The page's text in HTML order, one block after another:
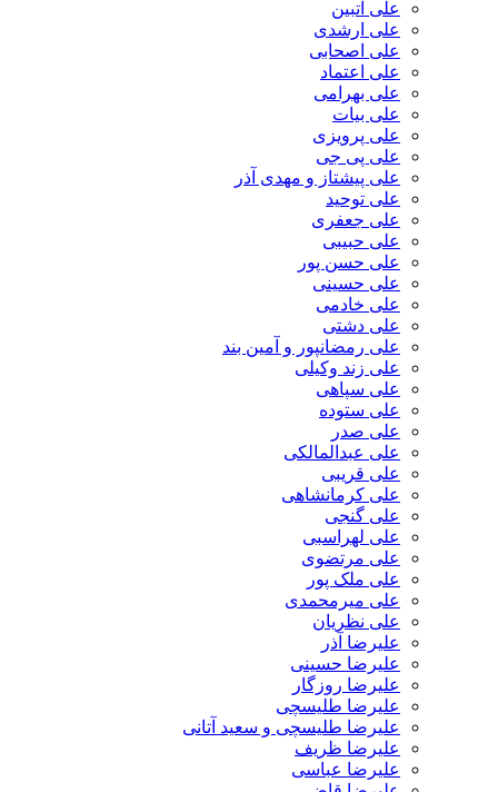
علی آتبین
علی ارشدی
علی اصحابی
علی اعتماد
علی بهرامی
علی بیات
علی پرویزی
علی پی جی
علی پیشتاز و مهدی آذر
علی توحید
علی جعفری
علی حبیبی
علی حسن پور
علی حسینی
علی خادمی
علی دشتی
علی رمضانپور و آمین بند
علی زند وکیلی
علی سپاهی
علی ستوده
علی صدر
علی عبدالمالکی
علی قریبی
علی کرمانشاهی
علی گنجی
علی لهراسبی
علی مرتضوی
علی ملک پور
علی میرمحمدی
علی نظریان
علیرضا آذر
علیرضا حسینی
علیرضا روزگار
علیرضا طلیسچی
علیرضا طلیسچی و سعید آتانی
علیرضا ظریف
علیرضا عباسی